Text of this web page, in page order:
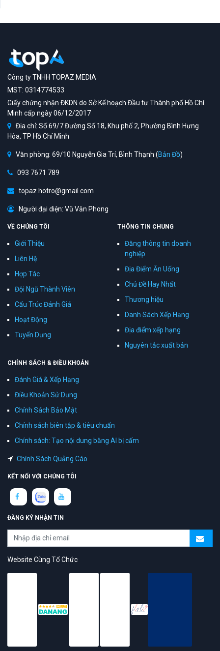
Công ty TNHH TOPAZ MEDIA
MST: 0314774533
Giấy chứng nhận ĐKDN do Sở Kế hoạch Đầu tư Thành phố Hồ Chí
Minh cấp ngày 06/12/2017
Địa chỉ: Số 69/7 Đường Số 18, Khu phố 2, Phường Bình Hưng
Hòa, TP Hồ Chí Minh
Văn phòng: 69/10 Nguyễn Gia Trí, Bình Thạnh (Bản Đồ)
093 7671 789
topaz.hotro@gmail.com
Người đại diện: Vũ Văn Phong
VỀ CHÚNG TÔI
Giới Thiệu
Liên Hệ
Hợp Tác
Đội Ngũ Thành Viên
Cấu Trúc Đánh Giá
Hoạt Động
Tuyển Dụng
THÔNG TIN CHUNG
Đăng thông tin doanh
nghiệp
Địa Điểm Ăn Uống
Chủ Đề Hay Nhất
Thương hiệu
Danh Sách Xếp Hạng
Địa điểm xếp hạng
Nguyên tắc xuất bản
CHÍNH SÁCH & ĐIỀU KHOẢN
Đánh Giá & Xếp Hạng
Điều Khoản Sử Dụng
Chính Sách Bảo Mật
Chính sách biên tập & tiêu chuẩn
Chính sách: Tạo nội dung bằng AI bị cấm
Chính Sách Quảng Cáo
KẾT NỐI VỚI CHÚNG TÔI
ĐĂNG KÝ NHẬN TIN
Website Cùng Tổ Chức
topAZ Review vinh dự được người dùng bình chọn là nền tảng có
trải nghiệm tốt & chất lượng